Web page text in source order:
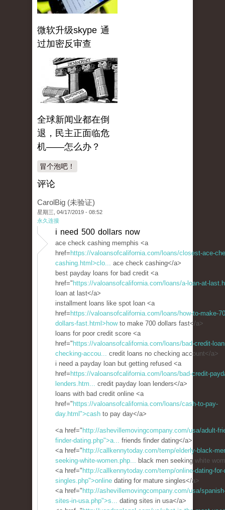
微软升级skype 通
过加密反审查
全球新闻业都在倒
退，民主正面临危
机——怎么办？
冒个泡吧！
评论
CarolBig (未验证)
星期三, 04/17/2019 - 08:52
永久连接
i need 500 dollars now
ace check cashing memphis <a
href= https://valoansofcalifornia.com/loans/closest-ace-
cashing.html>clo... ace check cashing</a>
best payday loans for bad credit <a
href=" https://valoansofcalifornia.com/loans/a-loan-at-
loan at last</a>
installment loans like spot loan <a
href= https://valoansofcalifornia.com/loans/how-to-make-
dollars-fast.html>howto make 700 dollars fast</a>
loans for poor credit score <a
href=" https://valoansofcalifornia.com/loans/bad-credit-
checking-accou... credit loans no checking account</a>
i need a payday loan but getting refused <a
href= https://valoansofcalifornia.com/loans/bad-credit-
lenders.htm... credit payday loan lenders</a>
loans with bad credit online <a
href=" https://valoansofcalifornia.com/loans/cash-to-pay-
day.html">cash to pay day</a>
<a href=" http://ashevillemovingcompany.com/usa/adult-
finder-dating.php">a... friends finder dating</a>
<a href=" http://callkennytoday.com/temp/elderly-black-
seeking-white-women.php... black men seeking white
<a href=" http://callkennytoday.com/temp/online-dating-
singles.php">online dating for mature singles</a>
<a href=" http://ashevillemovingcompany.com/usa/
sites-in-usa.php">s... dating sites in usa</a>